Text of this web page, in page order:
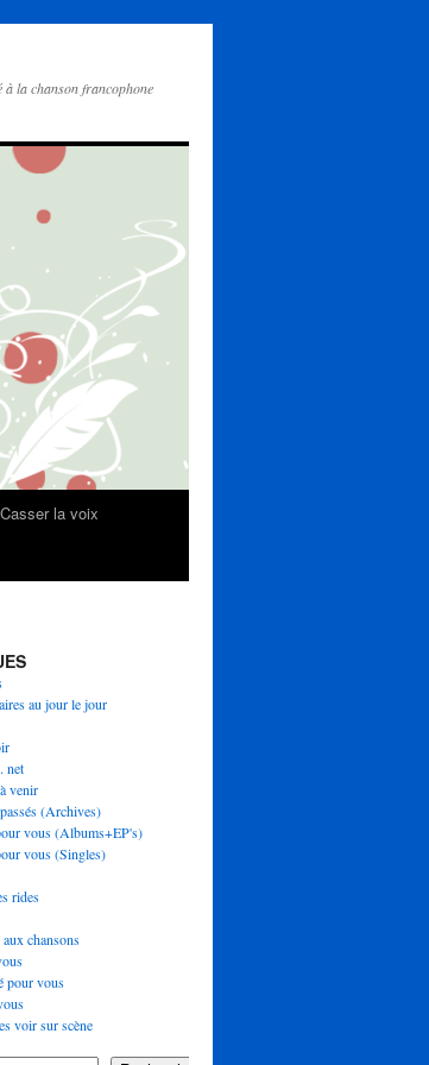
à la chanson francophone
Casser la voix
au jour le jour
net
venir
(Archives)
vous (Albums+EP's)
vous (Singles)
rides
chansons
pour vous
voir sur scène